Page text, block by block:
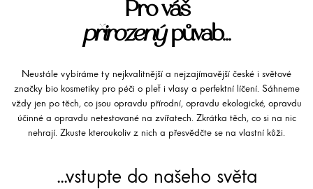
Pro váš
přirozenýpůvab...
Neustále vybíráme ty nejkvalitnější a nejzajímavější české i světové
značky bio kosmetiky pro péči o pleť i vlasy a perfektní líčení. Sáhneme
vždy jen po těch, co jsou opravdu přírodní, opravdu ekologické, opravdu
účinné a opravdu netestované na zvířatech. Zkrátka těch, co si na nic
nehrají. Zkuste kteroukoliv z nich a přesvědčte se na vlastní kůži.
...vstupte do našeho světa